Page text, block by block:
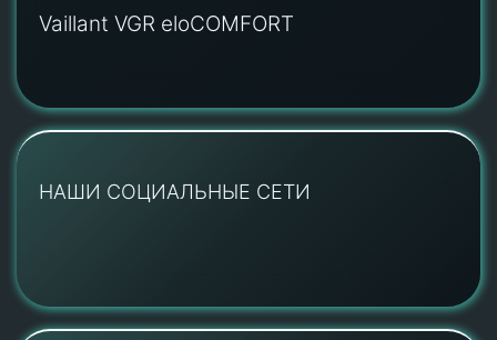
Vaillant VGR eloCOMFORT
НАШИ СОЦИАЛЬНЫЕ СЕТИ